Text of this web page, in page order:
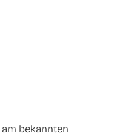
bekannten